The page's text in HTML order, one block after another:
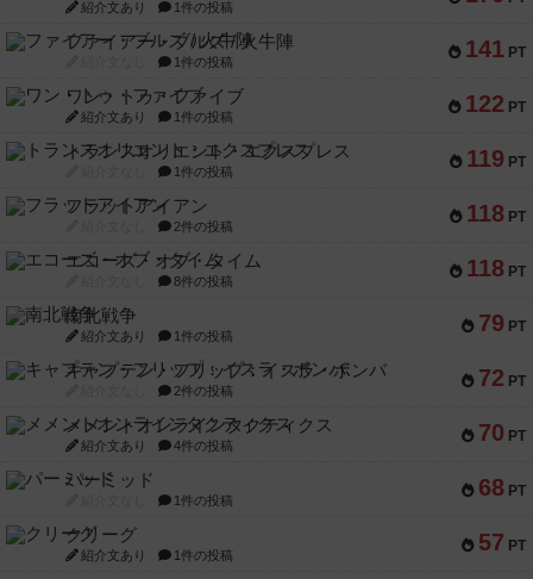
紹介文あり 1件の投稿
141 PT
ファイアー・ブルズ / 火牛陣
1件の投稿
122 PT
ワン・トゥ・ファイブ
紹介文あり 1件の投稿
119 PT
トランスオリエント・エクスプレス
1件の投稿
118 PT
フラットアイアン
2件の投稿
118 PT
エコーズ・オブ・タイム
8件の投稿
79 PT
南北戦争
紹介文あり 1件の投稿
72 PT
キャプテン・フリップ：イスラ・ボンバ
2件の投稿
70 PT
メメントオンラインタクティクス
紹介文あり 4件の投稿
68 PT
パーミッド
1件の投稿
57 PT
クリーグ
紹介文あり 1件の投稿